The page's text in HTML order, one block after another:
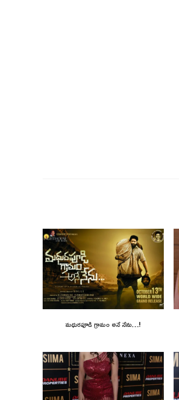
మధురపూడి గ్రామం అనే నేను…!